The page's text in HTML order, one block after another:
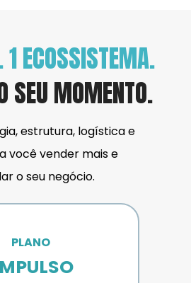
ECOSSISTEMA.
SEU MOMENTO.
estrutura, logística e
você vender mais e
o seu negócio.
PLANO